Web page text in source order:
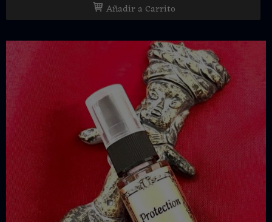
Añadir a Carrito